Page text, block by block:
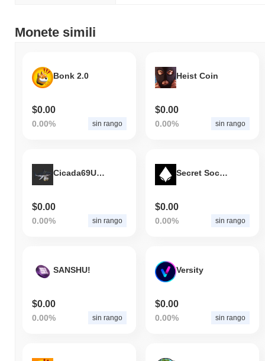
Monete simili
Bonk 2.0
$0.00
0.00% sin rango
Heist Coin
$0.00
0.00% sin rango
Cicada69Ultra
$0.00
0.00% sin rango
Secret Society
$0.00
0.00% sin rango
SANSHU!
$0.00
0.00% sin rango
Versity
$0.00
0.00% sin rango